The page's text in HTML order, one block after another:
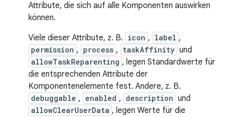
Attribute, die sich auf alle Komponenten auswirken
können.
Viele dieser Attribute, z. B. icon , label ,
permission , process , taskAffinity und
allowTaskReparenting , legen Standardwerte für
die entsprechenden Attribute der
Komponentenelemente fest. Andere, z. B.
debuggable , enabled , description und
allowClearUserData , legen Werte für die